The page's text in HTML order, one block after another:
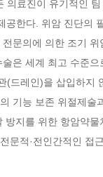
의료진이 유기적인
공한다. 위암 진단
문의에 의한 조기
은 세계 최고 수준
(드레인)을 삽입하
기능 보존 위절제
지를 위한 항암약
문적·전인간적인